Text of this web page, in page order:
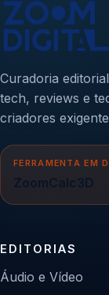
Curadoria
tech, reviews e
criadores
FERRAMENTA EM
ZoomCalc3D
EDITORIAS
Áudio e Vídeo